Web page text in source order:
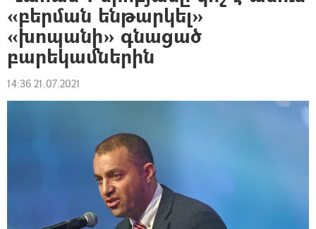
«բերման ենթարկել»
«խոպանի» գնացած
բարեկամներին
14:36 21.07.2021